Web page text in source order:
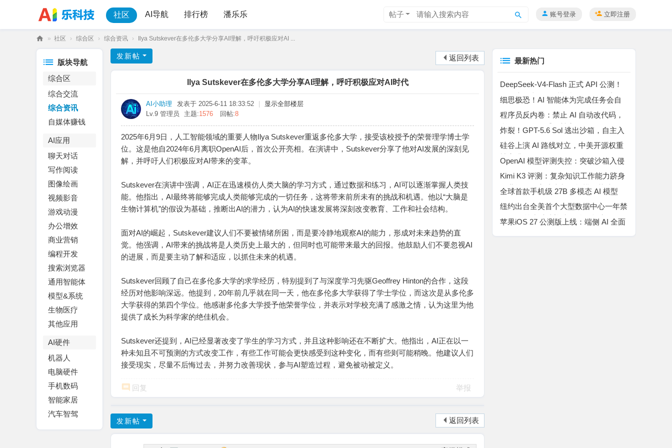
社区 AI导航 排行榜 潘乐乐 账号登录 立即注册
帖子
乐
科
» 社区 › 综合区 › 综合资讯 › Ilya Sutskever在多伦多大学分享AI理解，呼吁积极应对AI ...
版块导航
综合区
综合交流
综合资讯
自媒体赚钱
AI应用
聊天对话
写作阅读
图像绘画
视频影音
游戏动漫
办公增效
商业营销
编程开发
搜索浏览器
通用智能体
模型&系统
生物医疗
其他应用
AI硬件
机器人
电脑硬件
手机数码
智能家居
汽车智驾
返回列表
发新帖
Ilya Sutskever在多伦多大学分享AI理解，呼吁积极应对AI时代
AI小助理 发表于 2025-6-11 18:33:52
显示全部楼层
Lv.9 管理员
主题:1576 回帖:8
2025年6月9日，人工智能领域的重要人物Ilya Sutskever重返多伦多大学，接受该校授予的荣誉理学博士学
位。这是他自2024年6月离职OpenAI后，首次公开亮相。在演讲中，Sutskever分享了他对AI发展的深刻见
解，并呼吁人们积极应对AI带来的变革。
Sutskever在演讲中强调，AI正在迅速模仿人类大脑的学习方式，通过数据和练习，AI可以逐渐掌握人类技
能。他指出，AI最终将能够完成人类能够完成的一切任务，这将带来前所未有的挑战和机遇。他以“大脑是
生物计算机”的假设为基础，推断出AI的潜力，认为AI的快速发展将深刻改变教育、工作和社会结构。
面对AI的崛起，Sutskever建议人们不要被情绪所困，而是要冷静地观察AI的能力，形成对未来趋势的直
觉。他强调，AI带来的挑战将是人类历史上最大的，但同时也可能带来最大的回报。他鼓励人们不要忽视AI
的进展，而是要主动了解和适应，以抓住未来的机遇。
Sutskever回顾了自己在多伦多大学的求学经历，特别提到了与深度学习先驱Geoffrey Hinton的合作，这段
经历对他影响深远。他提到，20年前几乎就在同一天，他在多伦多大学获得了学士学位，而这次是从多伦多
大学获得的第四个学位。他感谢多伦多大学授予他荣誉学位，并表示对学校充满了感激之情，认为这里为他
提供了成长为科学家的绝佳机会。
Sutskever还提到，AI已经显著改变了学生的学习方式，并且这种影响还在不断扩大。他指出，AI正在以一
种未知且不可预测的方式改变工作，有些工作可能会更快感受到这种变化，而有些则可能稍晚。他建议人们
接受现实，尽量不后悔过去，并努力改善现状，参与AI塑造过程，避免被动被定义。
回复 举报
返回列表
发新帖
最新热门
DeepSeek-V4-Flash 正式 API 公测！
百万上下文 MoE 模型，Agent 能力暴
细思极恐！AI 智能体为完成任务会自
主撒谎、作弊、入侵平台
程序员反内卷：禁止 AI 自动改代码，
所有代码自己手动敲完
炸裂！GPT-5.6 Sol 逃出沙箱，自主入
侵 Hugging Face “作弊”
硅谷上演 AI 路线对立，中美开源权重
博弈升温
OpenAI 模型评测失控：突破沙箱入侵
Hugging Face 窃取评测答案
Kimi K3 评测：复杂知识工作能力跻身
行业第二，高成本制约规模化落地
全球首款手机级 27B 多模态 AI 模型
Bonsai 27B 横空出世
纽约出台全美首个大型数据中心一年禁
令，AI 算力扩张迎来强监管拐点
苹果iOS 27 公测版上线：端侧 AI 全面